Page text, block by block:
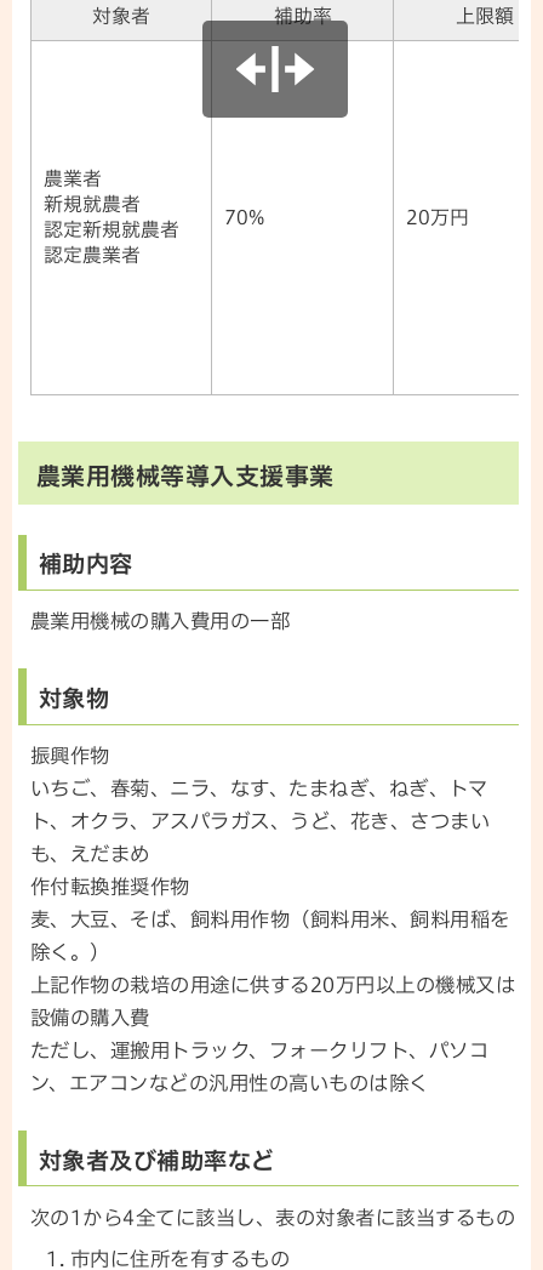
対象者 補助率 上限額
農業者
新規就農者
認定新規就農者
認定農業者
70% 20万円
農業用機械等導入支援事業
補助内容
農業用機械の購入費用の一部
対象物
振興作物
いちご、春菊、ニラ、なす、たまねぎ、ねぎ、トマ
ト、オクラ、アスパラガス、うど、花き、さつまい
も、えだまめ
作付転換推奨作物
麦、大豆、そば、飼料用作物（飼料用米、飼料用稲を
除く。）
上記作物の栽培の用途に供する20万円以上の機械又は
設備の購入費
ただし、運搬用トラック、フォークリフト、パソコ
ン、エアコンなどの汎用性の高いものは除く
対象者及び補助率など
次の1から4全てに該当し、表の対象者に該当するもの
市内に住所を有するもの